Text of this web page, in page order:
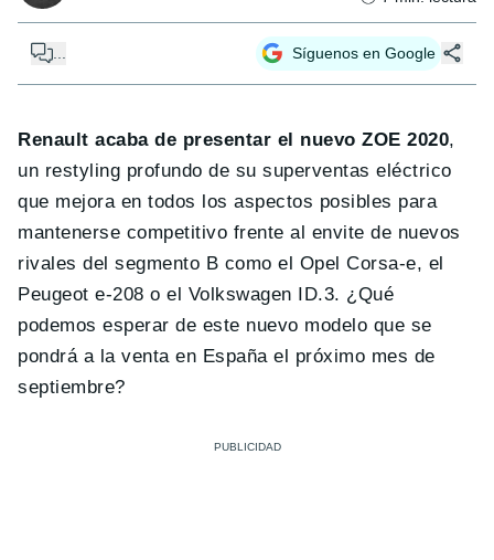
Síguenos en Google
Renault acaba de presentar el nuevo ZOE 2020,
un restyling profundo de su superventas eléctrico
que mejora en todos los aspectos posibles para
mantenerse competitivo frente al envite de nuevos
rivales del segmento B como el Opel Corsa-e, el
Peugeot e-208 o el Volkswagen ID.3. ¿Qué
podemos esperar de este nuevo modelo que se
pondrá a la venta en España el próximo mes de
septiembre?